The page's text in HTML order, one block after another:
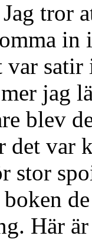
tror
in
satir
jag
blev
det var
stor
Här